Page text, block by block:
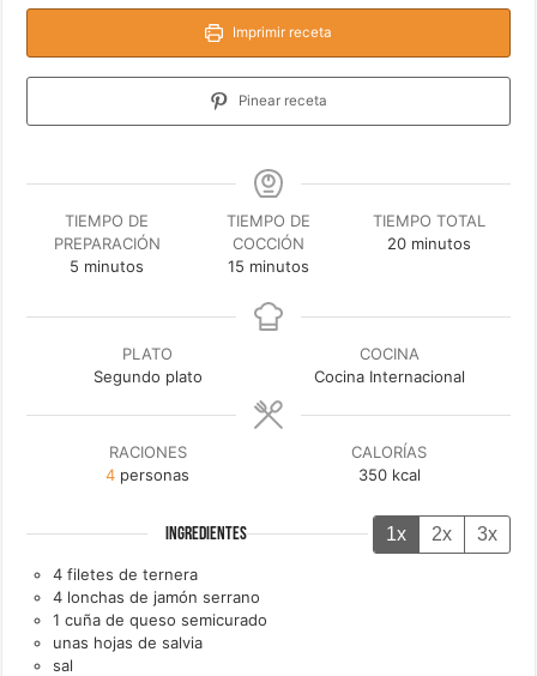
Imprimir receta
Pinear receta
TIEMPO DE
PREPARACIÓN
5 minutos
minutos
TIEMPO DE
COCCIÓN
15minutos
minutos
TIEMPO TOTAL
20minutos
minutos
PLATO
Segundo plato
COCINA
Cocina Internacional
RACIONES
4 personas
CALORÍAS
350 kcal
INGREDIENTES 1x 2x 3x
4 filetes de ternera
4 lonchas de jamón serrano
1 cuña de queso semicurado
unas hojas de salvia
sal